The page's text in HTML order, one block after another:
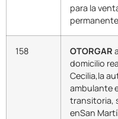
para la
158 OTORGAR
domicilio
Cecilia,la
ambulante
transitoria,
enSan